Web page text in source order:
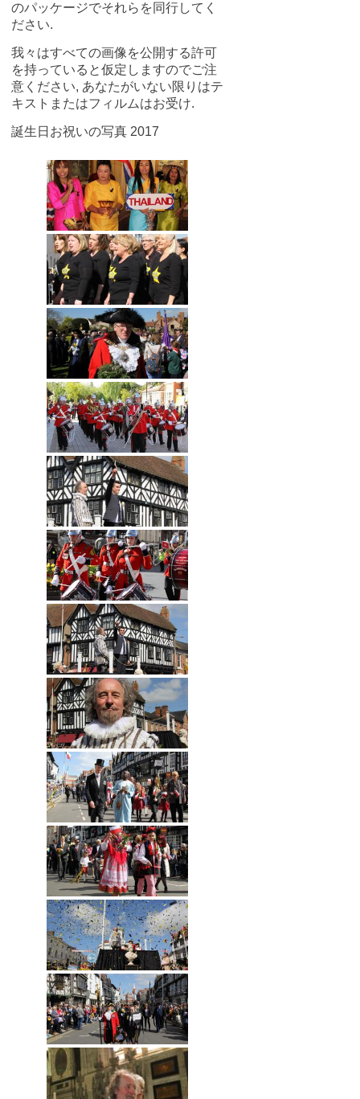
のパッケージでそれらを同行してく
ださい.
我々はすべての画像を公開する許可
を持っていると仮定しますのでご注
意ください, あなたがいない限りはテ
キストまたはフィルムはお受け.
誕生日お祝いの写真 2017